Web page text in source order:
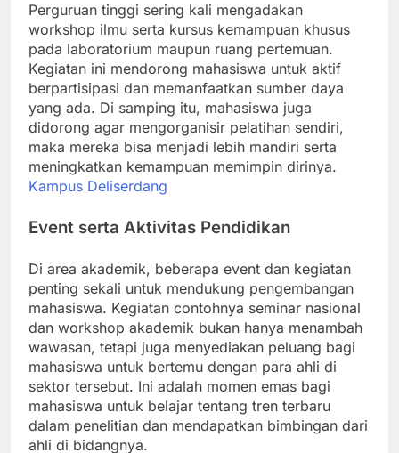
Perguruan tinggi sering kali mengadakan
workshop ilmu serta kursus kemampuan khusus
pada laboratorium maupun ruang pertemuan.
Kegiatan ini mendorong mahasiswa untuk aktif
berpartisipasi dan memanfaatkan sumber daya
yang ada. Di samping itu, mahasiswa juga
didorong agar mengorganisir pelatihan sendiri,
maka mereka bisa menjadi lebih mandiri serta
meningkatkan kemampuan memimpin dirinya.
Kampus Deliserdang
Event serta Aktivitas Pendidikan
Di area akademik, beberapa event dan kegiatan
penting sekali untuk mendukung pengembangan
mahasiswa. Kegiatan contohnya seminar nasional
dan workshop akademik bukan hanya menambah
wawasan, tetapi juga menyediakan peluang bagi
mahasiswa untuk bertemu dengan para ahli di
sektor tersebut. Ini adalah momen emas bagi
mahasiswa untuk belajar tentang tren terbaru
dalam penelitian dan mendapatkan bimbingan dari
ahli di bidangnya.